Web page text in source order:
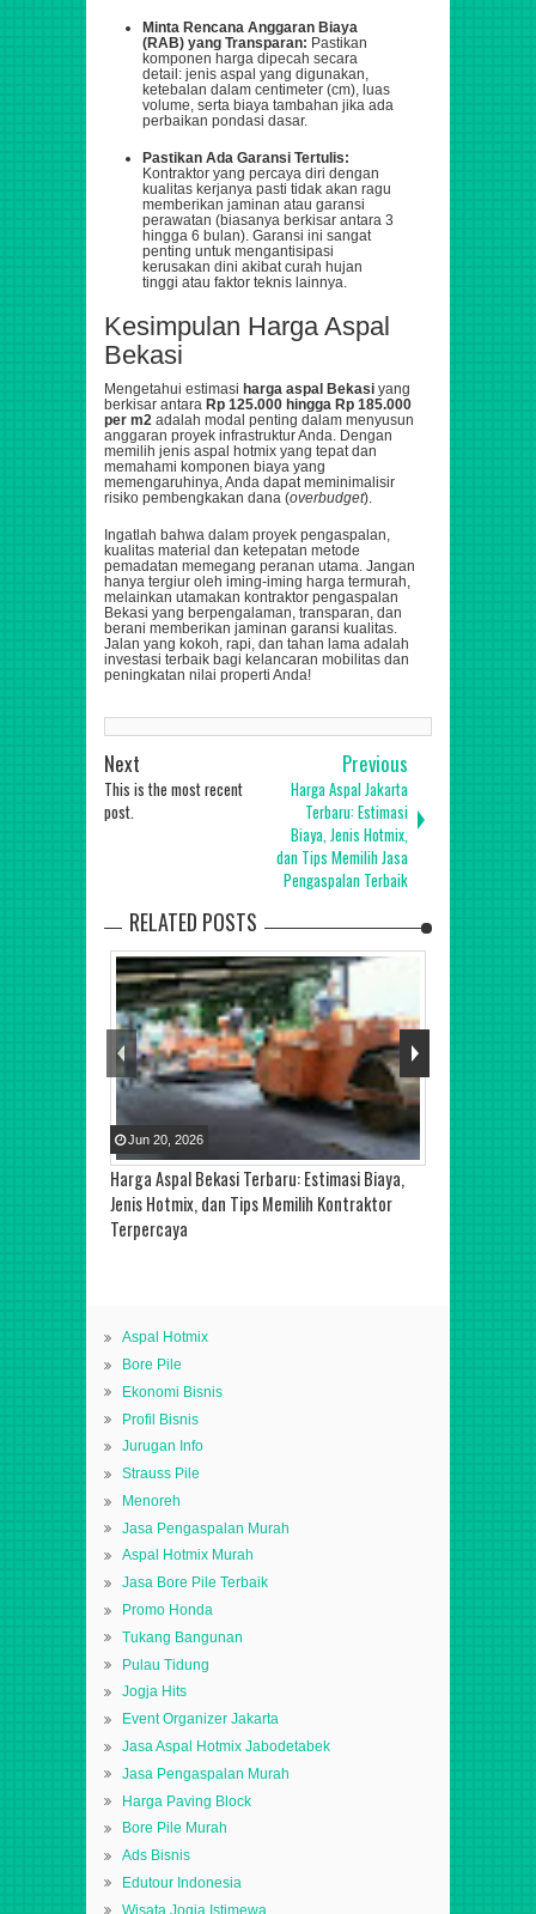
Minta Rencana Anggaran Biaya
(RAB) yang Transparan: Pastikan
komponen harga dipecah secara
detail: jenis aspal yang digunakan,
ketebalan dalam centimeter (cm), luas
volume, serta biaya tambahan jika ada
perbaikan pondasi dasar.
Pastikan Ada Garansi Tertulis:
Kontraktor yang percaya diri dengan
kualitas kerjanya pasti tidak akan ragu
memberikan jaminan atau garansi
perawatan (biasanya berkisar antara 3
hingga 6 bulan). Garansi ini sangat
penting untuk mengantisipasi
kerusakan dini akibat curah hujan
tinggi atau faktor teknis lainnya.
Kesimpulan Harga Aspal
Bekasi
Mengetahui estimasi harga aspal Bekasi yang
berkisar antara Rp 125.000 hingga Rp 185.000
per m2 adalah modal penting dalam menyusun
anggaran proyek infrastruktur Anda. Dengan
memilih jenis aspal hotmix yang tepat dan
memahami komponen biaya yang
memengaruhinya, Anda dapat meminimalisir
risiko pembengkakan dana (overbudget).
Ingatlah bahwa dalam proyek pengaspalan,
kualitas material dan ketepatan metode
pemadatan memegang peranan utama. Jangan
hanya tergiur oleh iming-iming harga termurah,
melainkan utamakan kontraktor pengaspalan
Bekasi yang berpengalaman, transparan, dan
berani memberikan jaminan garansi kualitas.
Jalan yang kokoh, rapi, dan tahan lama adalah
investasi terbaik bagi kelancaran mobilitas dan
peningkatan nilai properti Anda!
Next
This is the most recent
post.
Previous
Harga Aspal Jakarta
Terbaru: Estimasi
Biaya, Jenis Hotmix,
dan Tips Memilih Jasa
Pengaspalan Terbaik
RELATED POSTS
Harga Aspal Bekasi Terbaru: Estimasi Biaya,
Jenis Hotmix, dan Tips Memilih Kontraktor
Terpercaya
Jun 20 2026
Aspal Hotmix
Bore Pile
Ekonomi Bisnis
Profil Bisnis
Jurugan Info
Strauss Pile
Menoreh
Jasa Pengaspalan Murah
Aspal Hotmix Murah
Jasa Bore Pile Terbaik
Promo Honda
Tukang Bangunan
Pulau Tidung
Jogja Hits
Event Organizer Jakarta
Jasa Aspal Hotmix Jabodetabek
Jasa Pengaspalan Murah
Harga Paving Block
Bore Pile Murah
Ads Bisnis
Edutour Indonesia
Wisata Jogja Istimewa